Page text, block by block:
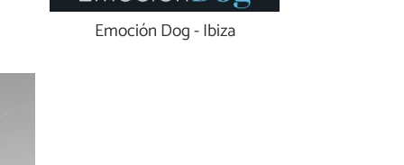
Emoción Dog - Ibiza